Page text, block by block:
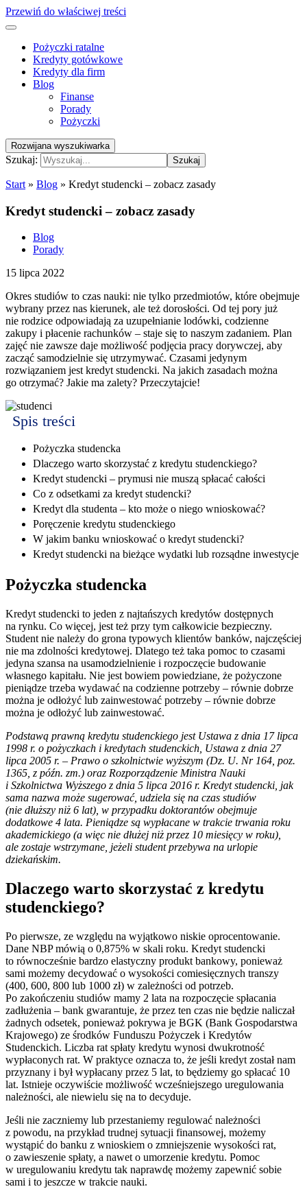
Przewiń do właściwej treści
Pożyczki ratalne
Kredyty gotówkowe
Kredyty dla firm
Blog
Finanse
Porady
Pożyczki
Rozwijana wyszukiwarka
Szukaj: Szukaj
Start » Blog » Kredyt studencki – zobacz zasady
Kredyt studencki – zobacz zasady
Blog
Porady
15 lipca 2022
Okres studiów to czas nauki: nie tylko przedmiotów, które obejmuje
wybrany przez nas kierunek, ale też dorosłości. Od tej pory już
nie rodzice odpowiadają za uzupełnianie lodówki, codzienne
zakupy i płacenie rachunków – staje się to naszym zadaniem. Plan
zajęć nie zawsze daje możliwość podjęcia pracy dorywczej, aby
zacząć samodzielnie się utrzymywać. Czasami jedynym
rozwiązaniem jest kredyt studencki. Na jakich zasadach można
go otrzymać? Jakie ma zalety? Przeczytajcie!
Spis treści
Pożyczka studencka
Dlaczego warto skorzystać z kredytu studenckiego?
Kredyt studencki – prymusi nie muszą spłacać całości
Co z odsetkami za kredyt studencki?
Kredyt dla studenta – kto może o niego wnioskować?
Poręczenie kredytu studenckiego
W jakim banku wnioskować o kredyt studencki?
Kredyt studencki na bieżące wydatki lub rozsądne inwestycje
Pożyczka studencka
Kredyt studencki to jeden z najtańszych kredytów dostępnych
na rynku. Co więcej, jest też przy tym całkowicie bezpieczny.
Student nie należy do grona typowych klientów banków, najczęściej
nie ma zdolności kredytowej. Dlatego też taka pomoc to czasami
jedyna szansa na usamodzielnienie i rozpoczęcie budowanie
własnego kapitału. Nie jest bowiem powiedziane, że pożyczone
pieniądze trzeba wydawać na codzienne potrzeby – równie dobrze
można je odłożyć lub zainwestować potrzeby – równie dobrze
można je odłożyć lub zainwestować.
Podstawą prawną kredytu studenckiego jest Ustawa z dnia 17 lipca
1998 r. o pożyczkach i kredytach studenckich, Ustawa z dnia 27
lipca 2005 r. – Prawo o szkolnictwie wyższym (Dz. U. Nr 164, poz.
1365, z późn. zm.) oraz Rozporządzenie Ministra Nauki
i Szkolnictwa Wyższego z dnia 5 lipca 2016 r. Kredyt studencki, jak
sama nazwa może sugerować, udziela się na czas studiów
(nie dłuższy niż 6 lat), w przypadku doktorantów obejmuje
dodatkowe 4 lata. Pieniądze są wypłacane w trakcie trwania roku
akademickiego (a więc nie dłużej niż przez 10 miesięcy w roku),
ale zostaje wstrzymane, jeżeli student przebywa na urlopie
dziekańskim.
Dlaczego warto skorzystać z kredytu
studenckiego?
Po pierwsze, ze względu na wyjątkowo niskie oprocentowanie.
Dane NBP mówią o 0,875% w skali roku. Kredyt studencki
to równocześnie bardzo elastyczny produkt bankowy, ponieważ
sami możemy decydować o wysokości comiesięcznych transzy
(400, 600, 800 lub 1000 zł) w zależności od potrzeb.
Po zakończeniu studiów mamy 2 lata na rozpoczęcie spłacania
zadłużenia – bank gwarantuje, że przez ten czas nie będzie naliczał
żadnych odsetek, ponieważ pokrywa je BGK (Bank Gospodarstwa
Krajowego) ze środków Funduszu Pożyczek i Kredytów
Studenckich. Liczba rat spłaty kredytu wynosi dwukrotność
wypłaconych rat. W praktyce oznacza to, że jeśli kredyt został nam
przyznany i był wypłacany przez 5 lat, to będziemy go spłacać 10
lat. Istnieje oczywiście możliwość wcześniejszego uregulowania
należności, ale niewielu się na to decyduje.
Jeśli nie zaczniemy lub przestaniemy regulować należności
z powodu, na przykład trudnej sytuacji finansowej, możemy
wystąpić do banku z wnioskiem o zmniejszenie wysokości rat,
o zawieszenie spłaty, a nawet o umorzenie kredytu. Pomoc
w uregulowaniu kredytu tak naprawdę możemy zapewnić sobie
sami i to jeszcze w trakcie nauki.